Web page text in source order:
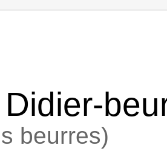
Didier-
beurres)